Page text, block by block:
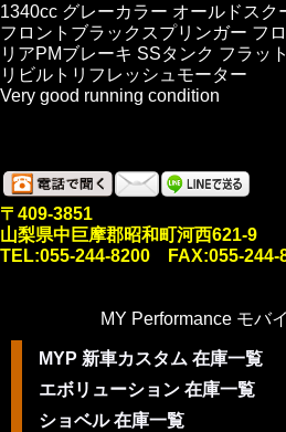
1340cc グレーカラー オールドスク
フロントブラックスプリンガー フ
リアPMブレーキ SSタンク フラッ
リビルトリフレッシュモーター
Very good running condition
〒409-3851
山梨県中巨摩郡昭和町河西621-9
TEL:055-244-8200 FAX:055-244-
MY Performance モバ
MYP 新車カスタム 在庫一覧
エボリューション 在庫一覧
ショベル 在庫一覧